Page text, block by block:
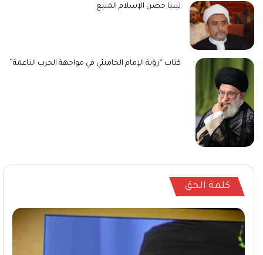
ليبيا حصن الإسلام المنيع
كتاب “رؤية الإمام الخامنئي في مواجهة الحرب الناعمة”
كلمة الحق